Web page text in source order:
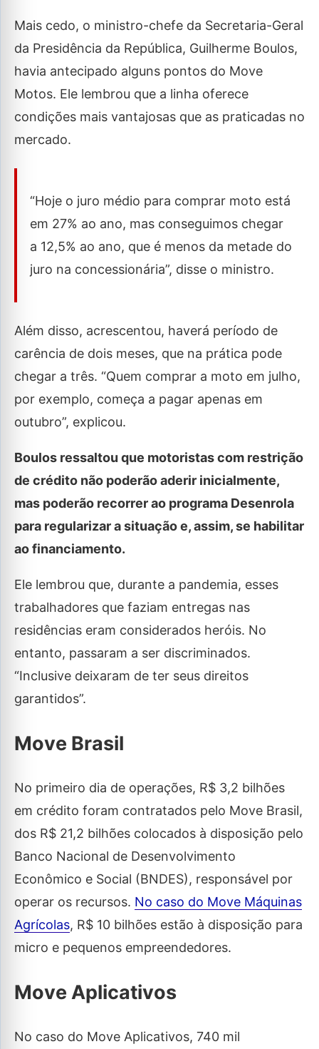
Mais cedo, o ministro-chefe da Secretaria-Geral
da Presidência da República, Guilherme Boulos,
havia antecipado alguns pontos do Move
Motos. Ele lembrou que a linha oferece
condições mais vantajosas que as praticadas no
mercado.
“Hoje o juro médio para comprar moto está
em 27% ao ano, mas conseguimos chegar
a 12,5% ao ano, que é menos da metade do
juro na concessionária”, disse o ministro.
Além disso, acrescentou, haverá período de
carência de dois meses, que na prática pode
chegar a três. “Quem comprar a moto em julho,
por exemplo, começa a pagar apenas em
outubro”, explicou.
Boulos ressaltou que motoristas com restrição
de crédito não poderão aderir inicialmente,
mas poderão recorrer ao programa Desenrola
para regularizar a situação e, assim, se habilitar
ao financiamento.
Ele lembrou que, durante a pandemia, esses
trabalhadores que faziam entregas nas
residências eram considerados heróis. No
entanto, passaram a ser discriminados.
“Inclusive deixaram de ter seus direitos
garantidos”.
Move Brasil
No primeiro dia de operações, R$ 3,2 bilhões
em crédito foram contratados pelo Move Brasil,
dos R$ 21,2 bilhões colocados à disposição pelo
Banco Nacional de Desenvolvimento
Econômico e Social (BNDES), responsável por
operar os recursos. No caso do Move Máquinas
Agrícolas, R$ 10 bilhões estão à disposição para
micro e pequenos empreendedores.
Move Aplicativos
No caso do Move Aplicativos, 740 mil